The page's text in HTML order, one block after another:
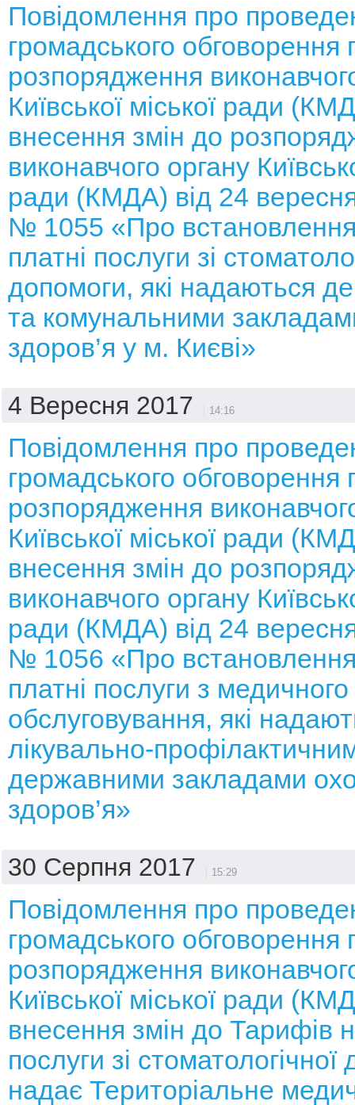
Повідомлення про
громадського обговорення
розпорядження
Київської міської ради
внесення змін до
виконавчого органу
ради (КМДА) від 24
№ 1055 «Про
платні послуги зі
допомоги, які надаються
та комунальними
здоров’я у м. Києві»
4 Вересня 2017 14:16
Повідомлення про
громадського обговорення
розпорядження
Київської міської ради
внесення змін до
виконавчого органу
ради (КМДА) від 24
№ 1056 «Про
платні послуги з медичного
обслуговування, які
лікувально-
державними закладами
здоров’я»
30 Серпня 2017 15:29
Повідомлення про
громадського обговорення
розпорядження
Київської міської ради
внесення змін до Тарифів
послуги зі стоматологічної
надає Територіальне